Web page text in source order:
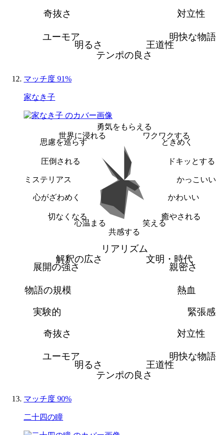
対立性
明快な物語
王道性
テンポの良さ
明るさ
ユーモア
奇抜さ
マッチ度 91%
家なき子
勇気をもらえる
ワクワクする
ときめく
ドキッとする
かっこいい
かわいい
癒やされる
笑える
共感する
心温まる
切なくなる
心がざわめく
ミステリアス
圧倒される
思慮を巡らす
世界に浸れる
リアリズム
文明・時代
親密さ
熱血
緊張感
対立性
明快な物語
王道性
テンポの良さ
明るさ
ユーモア
奇抜さ
実験的
物語の規模
展開の強さ
解釈の広さ
マッチ度 90%
二十四の瞳